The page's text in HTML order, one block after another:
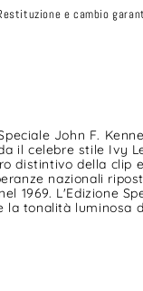
e cambio
John F.
il celebre stile Ivy
distintivo della
nazionali
1969. L'Edizione
tonalità